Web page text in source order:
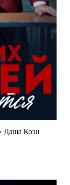
Даша Коэн